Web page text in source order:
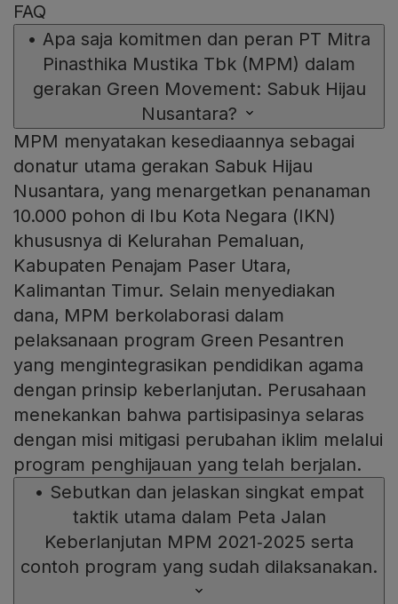
FAQ
• Apa saja komitmen dan peran PT Mitra
Pinasthika Mustika Tbk (MPM) dalam
gerakan Green Movement: Sabuk Hijau
Nusantara?
MPM menyatakan kesediaannya sebagai
donatur utama gerakan Sabuk Hijau
Nusantara, yang menargetkan penanaman
10.000 pohon di Ibu Kota Negara (IKN)
khususnya di Kelurahan Pemaluan,
Kabupaten Penajam Paser Utara,
Kalimantan Timur. Selain menyediakan
dana, MPM berkolaborasi dalam
pelaksanaan program Green Pesantren
yang mengintegrasikan pendidikan agama
dengan prinsip keberlanjutan. Perusahaan
menekankan bahwa partisipasinya selaras
dengan misi mitigasi perubahan iklim melalui
program penghijauan yang telah berjalan.
• Sebutkan dan jelaskan singkat empat
taktik utama dalam Peta Jalan
Keberlanjutan MPM 2021‑2025 serta
contoh program yang sudah dilaksanakan.